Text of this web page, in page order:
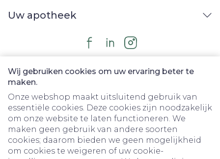
Wij gebruiken cookies om uw ervaring beter te
maken.
Onze webshop maakt uitsluitend gebruik van
essentiële cookies. Deze cookies zijn noodzakelijk
om onze website te laten functioneren. We
maken geen gebruik van andere soorten
cookies; daarom bieden we geen mogelijkheid
om cookies te weigeren of uw cookie-
Uw apotheek
Juridische links